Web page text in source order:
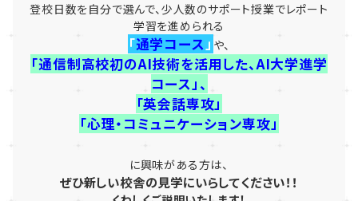
登校日数を自分で選んで、少人数のサポート授業でレポート
学習を進められる
「通学コース」 や、
「通信制高校初のAI技術を活用した、AI大学進学
コース」、
「英会話専攻」
「心理・コミュニケーション専攻」
に興味がある方は、
ぜひ新しい校舎の見学にいらしてください！！